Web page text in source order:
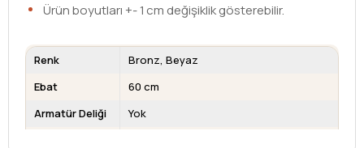
Ürün boyutları +- 1 cm değişiklik gösterebilir.
Renk Bronz Beyaz
Ebat
60 cm
Armatür Deliği
Yok